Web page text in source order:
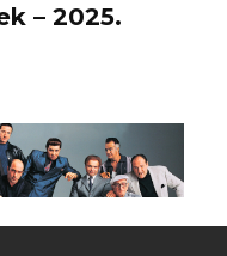
– 2025.